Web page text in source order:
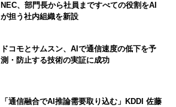
NEC、部門長から社員まですべての役割をAI
が担う社内組織を新設
ドコモとサムスン、AIで通信速度の低下を予
測・防止する技術の実証に成功
「通信融合でAI推論需要取り込む」KDDI 佐藤